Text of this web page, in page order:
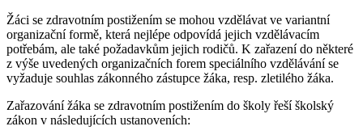
Žáci se zdravotním postižením se mohou vzdělávat ve variantní
organizační formě, která nejlépe odpovídá jejich vzdělávacím
potřebám, ale také požadavkům jejich rodičů. K zařazení do některé
z výše uvedených organizačních forem speciálního vzdělávání se
vyžaduje souhlas zákonného zástupce žáka, resp. zletilého žáka.
Zařazování žáka se zdravotním postižením do školy řeší školský
zákon v následujících ustanoveních: